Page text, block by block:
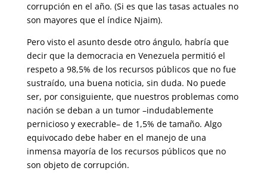
corrupción en el año. (Si es que las tasas actuales no
son mayores que el índice Njaim).
Pero visto el asunto desde otro ángulo, habría que
decir que la democra­cia en Venezuela permitió el
respeto a 98,5% de los recursos públicos que no fue
sustraído, una buena noticia, sin duda. No puede
ser, por consiguiente, que nuestros problemas como
nación se deban a un tumor –indudablemente
pernicioso y execrable– de 1,5% de tamaño. Algo
equi­vocado debe haber en el manejo de una
inmensa mayoría de los recursos públicos que no
son objeto de corrupción.